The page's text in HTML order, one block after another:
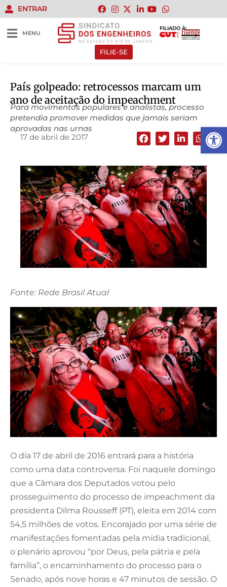
Abrir
ENTRAR
MENU
FILIADO À:
FILIE-SE
País golpeado: retrocessos marcam um
ano de aceitação do impeachment
Para movimentos populares e analistas, processo
pretendia promover medidas que jamais seriam
aprovadas nas urnas
17 de abril de 2017
Fonte: Rede Brasil Atual
O dia 17 de abril de 2016 entrará para a história
como uma data controversa. Foi naquele domingo
que a Câmara dos Deputados votou pelo
prosseguimento do processo de impeachment da
presidenta Dilma Rousseff (PT), eleita em 2014 com
54,5 milhões de votos. Encorajado por uma série de
manifestações fomentadas pela mídia tradicional,
o plenário aprovou “por Deus, pela pátria e pela
família”, o encaminhamento do processo para o
Senado, após nove horas e 47 minutos de sessão. O